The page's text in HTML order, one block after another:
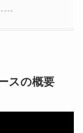
スの概要